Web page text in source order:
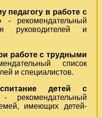
педагогу в работе с
- рекомендательный
руководителей и
работе с трудными
список
и специалистов.
детей с
имеющих детей-